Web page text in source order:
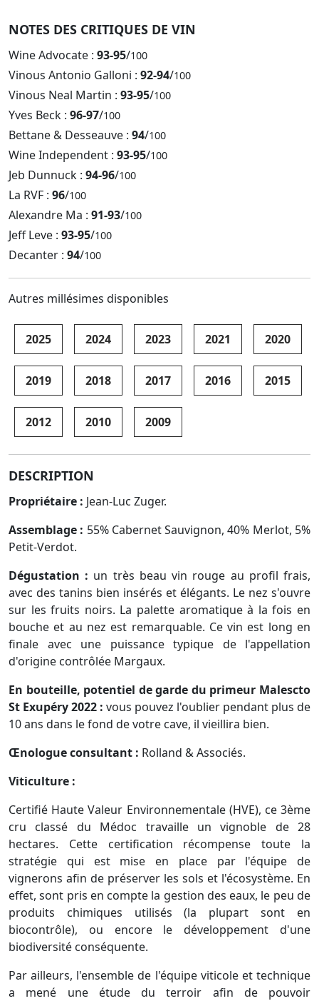
NOTES DES CRITIQUES DE VIN
Wine Advocate : 93-95/100
Vinous Antonio Galloni : 92-94/100
Vinous Neal Martin : 93-95/100
Yves Beck : 96-97/100
Bettane & Desseauve : 94/100
Wine Independent : 93-95/100
Jeb Dunnuck : 94-96/100
La RVF : 96/100
Alexandre Ma : 91-93/100
Jeff Leve : 93-95/100
Decanter : 94/100
Autres millésimes disponibles
2025 2024 2023 2021 2020
2019 2018 2017 2016 2015
2012 2010 2009
DESCRIPTION
Propriétaire : Jean-Luc Zuger.
Assemblage : 55% Cabernet Sauvignon, 40% Merlot, 5%
Petit-Verdot.
Dégustation : un très beau vin rouge au profil frais,
avec des tanins bien insérés et élégants. Le nez s'ouvre
sur les fruits noirs. La palette aromatique à la fois en
bouche et au nez est remarquable. Ce vin est long en
finale avec une puissance typique de l'appellation
d'origine contrôlée Margaux.
En bouteille, potentiel de garde du primeur Malescto
St Exupéry 2022 : vous pouvez l'oublier pendant plus de
10 ans dans le fond de votre cave, il vieillira bien.
Œnologue consultant : Rolland & Associés.
Viticulture :
Certifié Haute Valeur Environnementale (HVE), ce 3ème
cru classé du Médoc travaille un vignoble de 28
hectares. Cette certification récompense toute la
stratégie qui est mise en place par l'équipe de
vignerons afin de préserver les sols et l'écosystème. En
effet, sont pris en compte la gestion des eaux, le peu de
produits chimiques utilisés (la plupart sont en
biocontrôle), ou encore le développement d'une
biodiversité conséquente.
Par ailleurs, l'ensemble de l'équipe viticole et technique
a mené une étude du terroir afin de pouvoir